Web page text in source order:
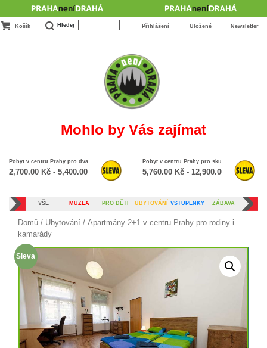
Košík Hledej Přihlášení Uložené Newsletter
Mohlo by Vás zajímat
Pobyt v centru Prahy pro dva na 3 dny až týden
2,700.00 Kč - 5,400.00
Pobyt v centru Prahy pro skupinu nebo
5,760.00 Kč - 12,900.00 Kč
VŠE MUZEA PRO DĚTI UBYTOVÁNÍ VSTUPENKY ZÁBAVA
Domů / Ubytování / Apartmány 2+1 v centru Prahy pro rodiny i
kamarády
Sleva